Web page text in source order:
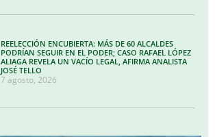
REELECCIÓN ENCUBIERTA: MÁS DE 60 ALCALDES
PODRÍAN SEGUIR EN EL PODER; CASO RAFAEL LÓPEZ
ALIAGA REVELA UN VACÍO LEGAL, AFIRMA ANALISTA
JOSÉ TELLO
7 agosto, 2026